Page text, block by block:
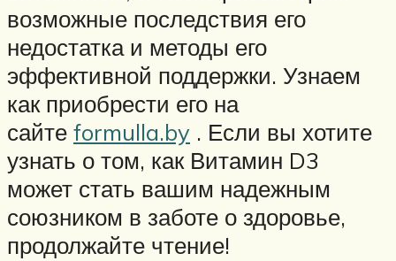
возможные последствия его
недостатка и методы его
эффективной поддержки. Узнаем
как приобрести его на
сайте formulla.by . Если вы хотите
узнать о том, как Витамин D3
может стать вашим надежным
союзником в заботе о здоровье,
продолжайте чтение!